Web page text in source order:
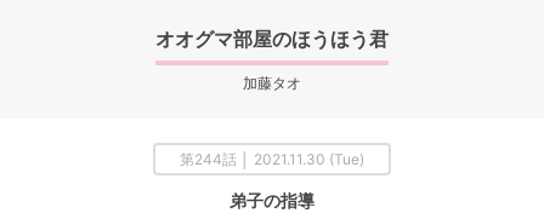
オオグマ部屋のほうほう君
加藤タオ
第244話 │ 2021.11.30 (Tue)
弟子の指導